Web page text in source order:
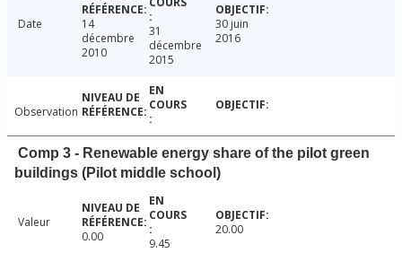
Date
14
décembre
2010
31
décembre
2015
30 juin
2016
Observation
Comp 3 - Renewable energy share of the pilot green
buildings (Pilot middle school)
Valeur
0.00
9.45
20.00